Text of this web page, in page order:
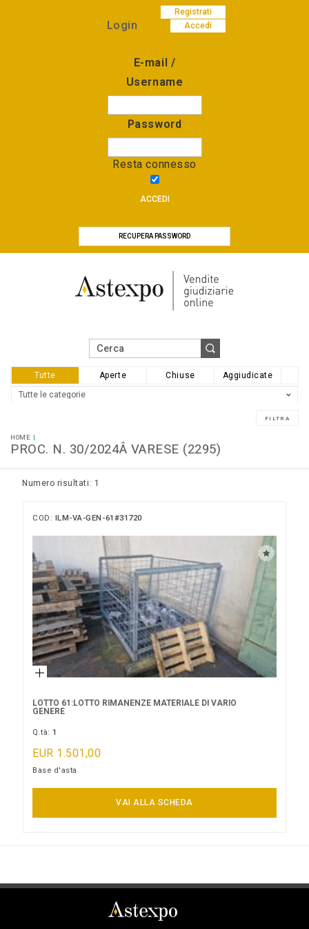
Registrati
Accedi
Login
E-mail /
Username
Password
Resta connesso
ACCEDI
RECUPERA PASSWORD
Tutte Aperte Chiuse Aggiudicate
HOME
PROC. N. 30/2024Â VARESE (2295)
Numero risultati: 1
COD: ILM-VA-GEN-61#31720
LOTTO 61:LOTTO RIMANENZE MATERIALE DI VARIO
GENERE
Q.tà:1
EUR 1.501,00
Base d'asta
VAI ALLA SCHEDA